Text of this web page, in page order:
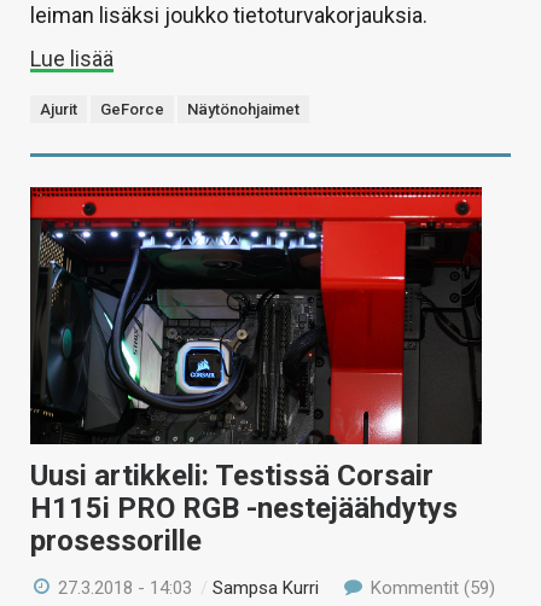
leiman lisäksi joukko tietoturvakorjauksia.
Lue lisää
Ajurit GeForce Näytönohjaimet
Uusi artikkeli: Testissä Corsair
H115i PRO RGB -nestejäähdytys
prosessorille
27.3.2018 - 14:03 /Sampsa Kurri Kommentit (59)